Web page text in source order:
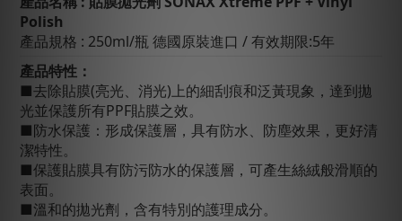
Polish
產品規格 : 250ml/瓶 德國原裝進口 / 有效期限:5年
產品特性：
■去除貼膜(亮光、消光)上的細刮痕和泛黃現象，達到拋
光並保護所有PPF貼膜之效。
■防水保護：形成保護層，具有防水、防塵效果，更好清
潔特性。
■保護貼膜具有防污防水的保護層，可產生絲絨般滑順的
表面。
■溫和的拋光劑，含有特別的護理成分。